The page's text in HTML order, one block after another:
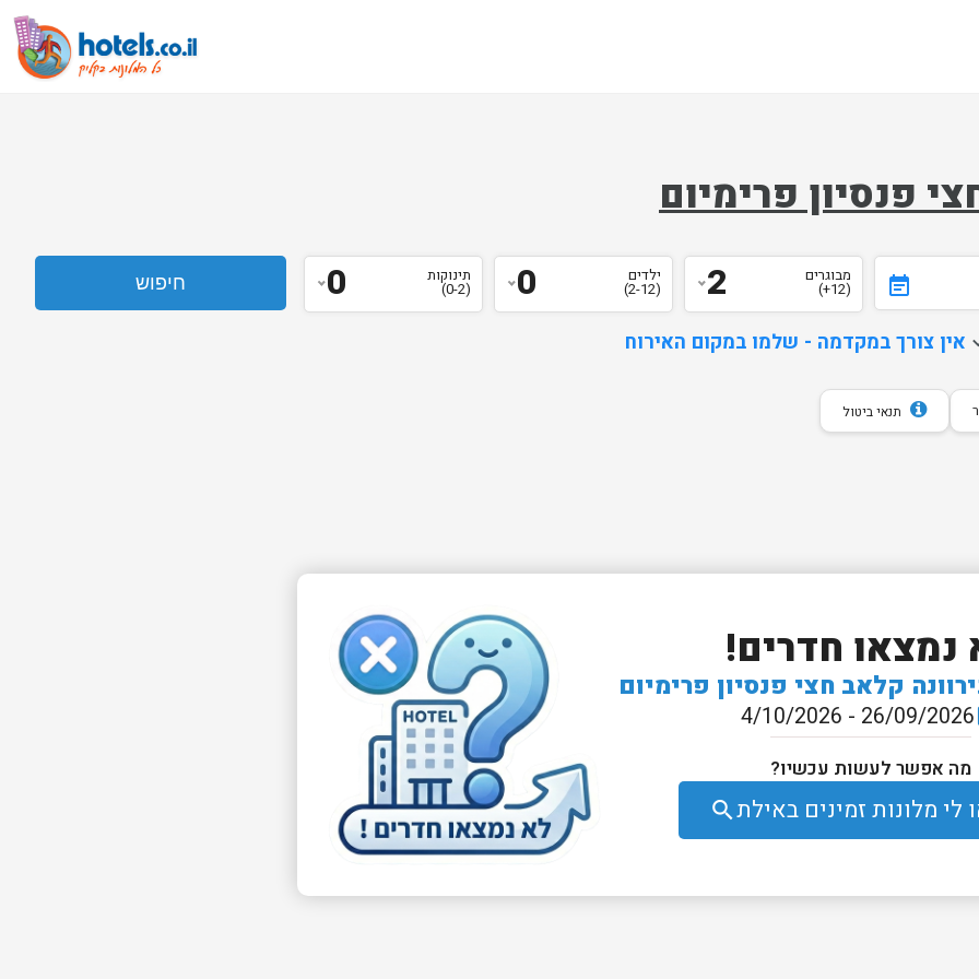
פנסיון פרימיום
event_note מבוגרים
(12+)
2 ילדים
(2-12)
0 תינוקות
(0-2)
0
אין צורך במקדמה - שלמו במקום האירוח
תנאי ביטול
נמצאו חדרים!
קלאב חצי פנסיון פרימיום
26/09/2026 - 4/10/2026
מה אפשר לעשות עכשיו?
לי מלונות זמינים באילתsearch